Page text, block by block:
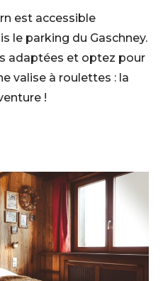
est accessible
le parking du Gaschney.
adaptées et optez pour
valise à roulettes : la
!